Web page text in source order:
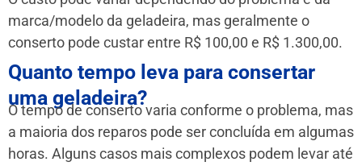
marca/modelo da geladeira, mas geralmente o
conserto pode custar entre R$ 100,00 e R$ 1.300,00.
Quanto tempo leva para consertar
uma geladeira?
O tempo de conserto varia conforme o problema, mas
a maioria dos reparos pode ser concluída em algumas
horas. Alguns casos mais complexos podem levar até